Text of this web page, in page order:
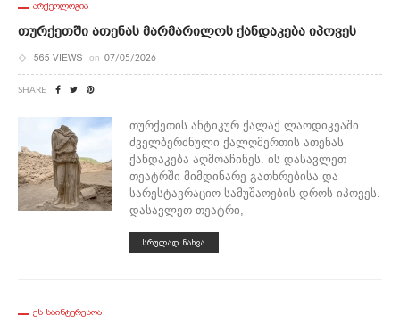
ᲐᲠᲥᲔᲝᲚᲝᲒᲘᲐ
Თურქეთში Ათენას Მარმარილოს Ქანდაკება Იპოვეს
565 VIEWS on 07/05/2026
SHARE
თურქეთის ანტიკურ ქალაქ ლაოდიკეაში
ძველბერძნული ქალღმერთის ათენას
ქანდაკება აღმოაჩინეს. ის დასავლეთ
თეატრში მიმდინარე გათხრებისა და
სარესტავრაციო სამუშაოების დროს იპოვეს.
დასავლეთ თეატრი,
ᲡᲠᲣᲚᲐᲓ ᲜᲐᲮᲕᲐ
ᲔᲡ ᲡᲐᲘᲜᲢᲔᲠᲔᲡᲝᲐ